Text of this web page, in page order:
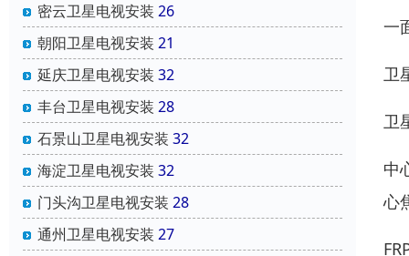
密云卫星电视安装 26
朝阳卫星电视安装 21
延庆卫星电视安装 32
丰台卫星电视安装 28
石景山卫星电视安装 32
海淀卫星电视安装 32
门头沟卫星电视安装 28
通州卫星电视安装 27
一
卫
卫
中
心